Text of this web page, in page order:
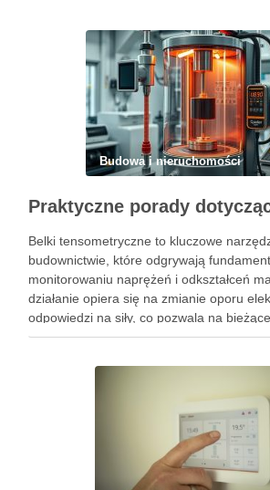
Budowa i nieruchomości
Belki tensometryczne to kluczowe
budownictwie, które odgrywają
monitorowaniu naprężeń i odkształceń
działanie opiera się na zmianie oporu
odpowiedzi na siły, co pozwala na
konstrukcji. Dzięki zastosowaniu belek